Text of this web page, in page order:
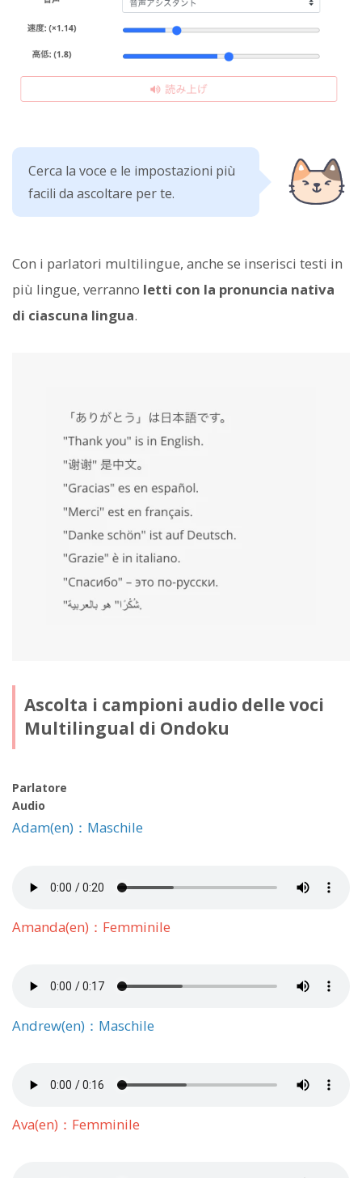
Cerca la voce e le impostazioni più
facili da ascoltare per te.
Con i parlatori multilingue, anche se inserisci testi in
più lingue, verranno letti con la pronuncia nativa
di ciascuna lingua.
Ascolta i campioni audio delle voci
Multilingual di Ondoku
Parlatore
Audio
Adam(en)：Maschile
Amanda(en)：Femminile
Andrew(en)：Maschile
Ava(en)：Femminile